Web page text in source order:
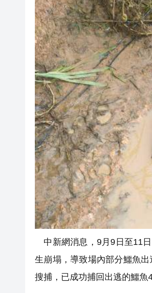
中新網消息，9月9日至11
生崩塌，導致場內部分鱷魚
搜捕，已成功捕回出逃的鱷魚